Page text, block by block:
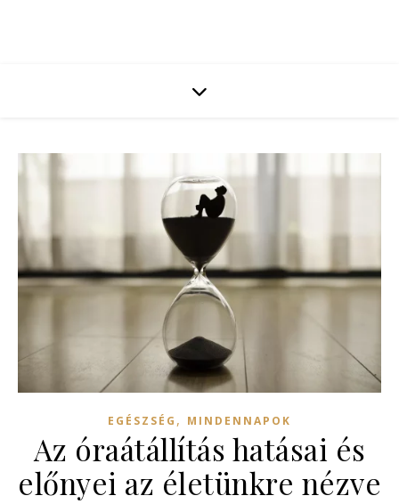
EGÉSZSÉG , MINDENNAPOK
Az óraátállítás hatásai és
előnyei az életünkre nézve